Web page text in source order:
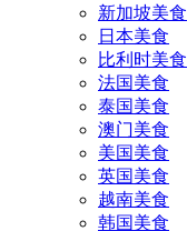
新加坡美食
日本美食
比利时美食
法国美食
泰国美食
澳门美食
美国美食
英国美食
越南美食
韩国美食